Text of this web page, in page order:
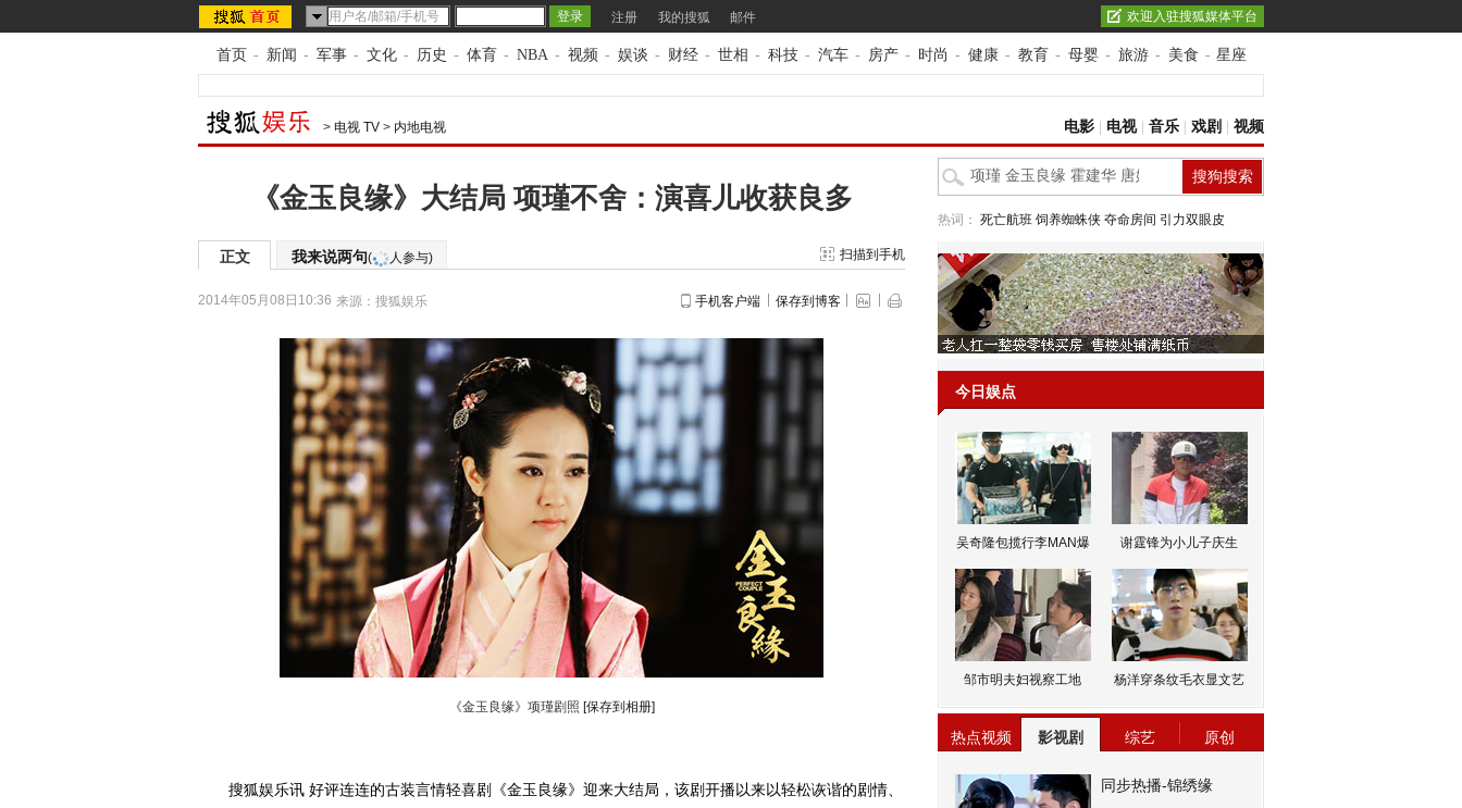
注册 我的搜狐 邮件 欢迎入驻搜狐媒体平台
首页 - 新闻 - 军事 - 文化 - 历史 - 体育 - NBA - 视频 - 娱谈 - 财经 - 世相 - 科技 - 汽车 - 房产 - 时尚 - 健康 - 教育 - 母婴 - 旅游 - 美食 - 星座
> 电视 TV > 内地电视 电影 电视| 音乐 戏剧 视频
《金玉良缘》大结局 项瑾不舍：演喜儿收获良多
正文 我来说两句( 人参与) 扫描到手机
2014年05月08日10:36 来源： 搜狐娱乐 手机客户端 保存到博客
《金玉良缘》项瑾剧照 [保存到相册]
搜狐娱乐讯 好评连连的古装言情轻喜剧《金玉良缘》迎来大结局，该剧开播以来以轻松诙谐的剧情、
热词： 死亡航班 饲养蜘蛛侠 夺命房间 引力双眼皮
今日娱点
吴奇隆包揽行李MAN爆 谢霆锋为小儿子庆生
邹市明夫妇视察工地 杨洋穿条纹毛衣显文艺
热点视频 影视剧 综艺 原创
同步热播-锦绣缘